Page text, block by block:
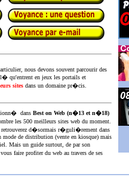
nous devons souvent parcourir des
l� qu'entrent en jeux les portails et
sites dans un domaine pr�cis.
dans Best on Web (n�13 et n�18)
les 500 meilleurs sites web du moment.
d�sormais r�guli�rement dans
mode de distribution (vente en kiosque) mais
Mais un guide surtout, de par son
faire profiter du web au travers de ses